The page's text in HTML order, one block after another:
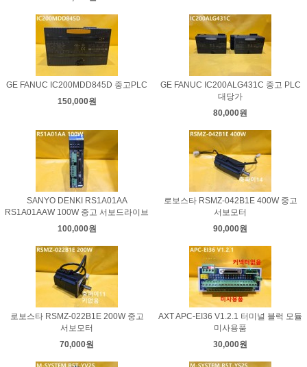
GE FANUC IC200MDD845D 중고PLC
150,000원
GE FANUC IC200ALG431C 중고 PLC
대당가
80,000원
SANYO DENKI RS1A01AA
RS1A01AAW 100W 중고 서보드라이브
100,000원
로보스타 RSMZ-042B1E 400W 중고
서보모터
90,000원
로보스타 RSMZ-022B1E 200W 중고
서보모터
70,000원
AXT APC-EI36 V1.2.1 터미널 블럭 모듈
미사용품
30,000원